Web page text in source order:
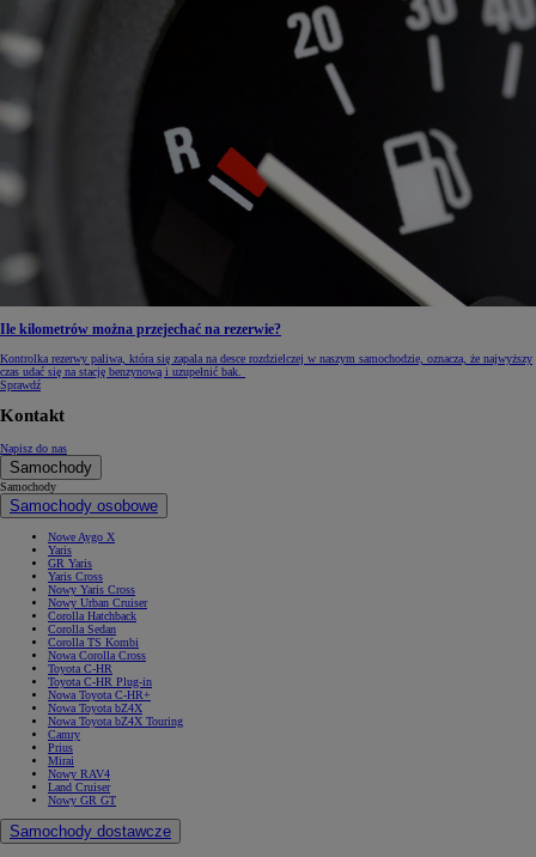
Ile kilometrów można przejechać na rezerwie?
Kontrolka rezerwy paliwa, która się zapala na desce rozdzielczej w naszym samochodzie, oznacza, że najwyższy
czas udać się na stację benzynową i uzupełnić bak.
Sprawdź
Kontakt
Napisz do nas
Samochody
Samochody
Samochody osobowe
Nowe Aygo X
Yaris
GR Yaris
Yaris Cross
Nowy Yaris Cross
Nowy Urban Cruiser
Corolla Hatchback
Corolla Sedan
Corolla TS Kombi
Nowa Corolla Cross
Toyota C-HR
Toyota C-HR Plug-in
Nowa Toyota C-HR+
Nowa Toyota bZ4X
Nowa Toyota bZ4X Touring
Camry
Prius
Mirai
Nowy RAV4
Land Cruiser
Nowy GR GT
Samochody dostawcze